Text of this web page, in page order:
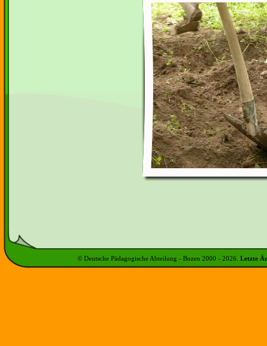
© Deutsche Pädagogische Abteilung - Bozen 2000 - 2026 Letzte